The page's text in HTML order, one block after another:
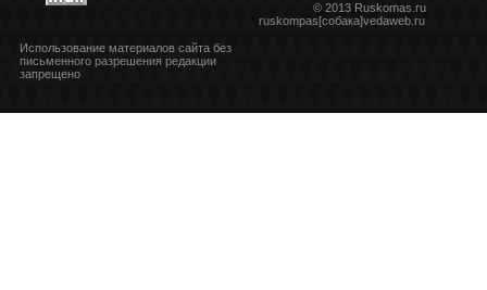
© 2013 Ruskomas.ru
ruskompas[собака]vedaweb.ru
Использование материалов сайта без
письменного разрешения редакции
запрещено